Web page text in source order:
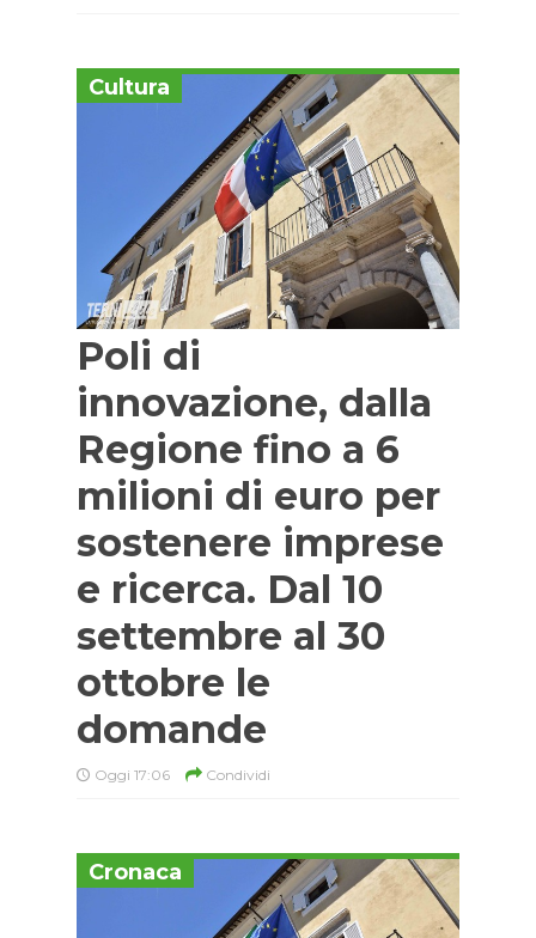
Cultura
Poli di
innovazione, dalla
Regione fino a 6
milioni di euro per
sostenere imprese
e ricerca. Dal 10
settembre al 30
ottobre le
domande
Oggi 17:06 Condividi
Cronaca